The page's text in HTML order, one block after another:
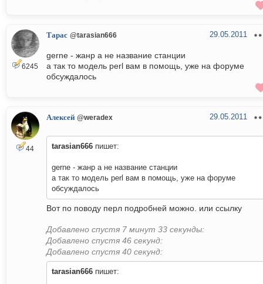
6245
Тарас @tarasian666 29.05.2011
gerne - жанр а не название станции
а так то модель perl вам в помощь, уже на форуме
обсуждалось
44
Алексей @weradex 29.05.2011
tarasian666 пишет:
gerne - жанр а не название станции
а так то модель perl вам в помощь, уже на форуме
обсуждалось
Вот по поводу перл подробней можно. или ссылку
Добавлено спустя 7 минут 33 секунды:
Добавлено спустя 46 секунд:
Добавлено спустя 40 секунд:
tarasian666 пишет: